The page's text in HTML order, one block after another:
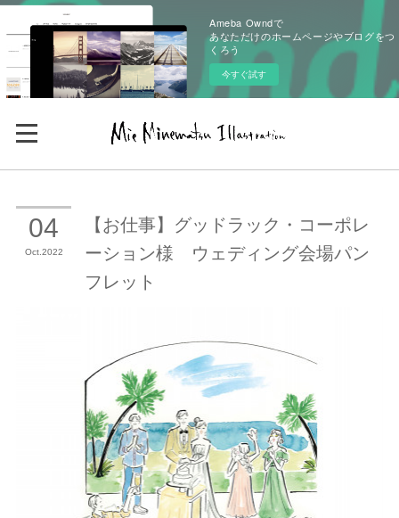
Ameba Owndで
あなただけのホームページやブログをつ
くろう
今すぐ試す
04
Oct 2022
【お仕事】グッドラック・コーポレ
ーション様 ウェディング会場パン
フレット